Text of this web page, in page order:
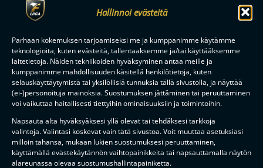
Hallinnoi evästeitä
Parhaan kokemuksen tarjoamiseksi me ja kumppanimme käytämme
teknologioita, kuten evästeitä, tallentaaksemme ja/tai käyttääksemme
laitetietoja. Näiden tekniikoiden hyväksyminen antaa meille ja
kumppanimme mahdollisuuden käsitellä henkilötietoja, kuten
selauskäyttäytymistä tai yksilöllisiä tunnuksia tällä sivustolla, ja näyttää
(ei-)personoituja mainoksia. Suostumuksen jättäminen tai peruuttaminen
voi vaikuttaa haitallisesti tiettyihin ominaisuuksiin ja toimintoihin.
Napsauta alta hyväksyäksesi yllä olevat tai tehdäksesi tarkkoja
valintoja. Valintasi koskevat vain tätä sivustoa. Voit muuttaa asetuksiasi
milloin tahansa, mukaan lukien suostumuksesi peruuttaminen,
käyttämällä evästekäytännön vaihtopainikkeita tai napsauttamalla näytön
alareunassa olevaa suostumushallintapainiketta.